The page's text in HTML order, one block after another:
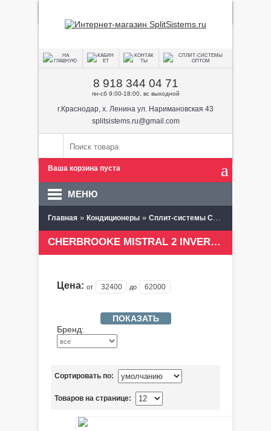
8 918 344 04 71
пн-сб 9:00-18:00, вс выходной
г.Краснодар, х. Ленина ул. Наримановская 43
splitsistems.ru@gmail.com
Ваша корзина пуста
МЕНЮ
Главная » Кондиционеры » Сплит-системы CHERBROOKE
CHERBROOKE MISTRAL 2 INVERTER
Цена: от до
Бренд:
Сортировать по:
Товаров на странице: